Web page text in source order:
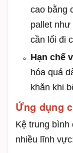
cao bằng
pallet như
cần lối đi
Hạn chế
hóa quá
khăn khi
Ứng dụng
Kệ trung
nhiều lĩnh